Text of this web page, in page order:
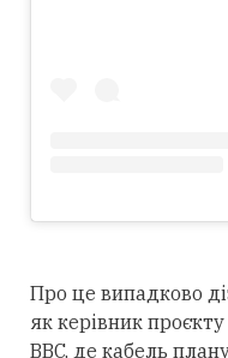
Про це випадково
як керівник
BBC, де кабель